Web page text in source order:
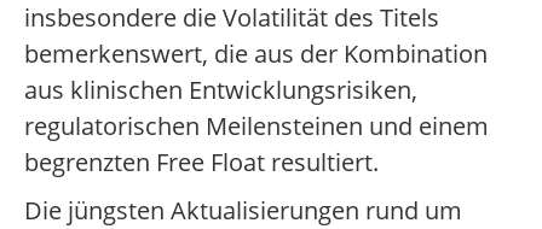
insbesondere die Volatilität des Titels
bemerkenswert, die aus der Kombination
aus klinischen Entwicklungsrisiken,
regulatorischen Meilensteinen und einem
begrenzten Free Float resultiert.
Die jüngsten Aktualisierungen rund um